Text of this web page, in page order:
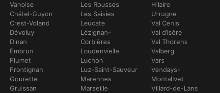
Vanoise
Châtel-Guyon
Crest-Voland
Dévoluy
Dinan
Embrun
Flumet
Frontignan
Gourette
Gruissan
Les Rousses
Les Saisies
Leucate
Lézignan-
Corbières
Loudenvielle
Luchon
Luz-Saint-Sauveur
Marennes
Marseille
Hilaire
Urrugne
Val Cenis
Val d’Isère
Val Thorens
Valberg
Vars
Vendays-
Montalivet
Villard-de-Lans